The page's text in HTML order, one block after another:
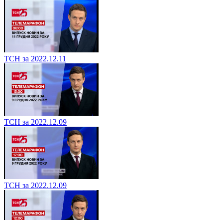
ТСН за 2022.12.11
ТСН за 2022.12.09
ТСН за 2022.12.09